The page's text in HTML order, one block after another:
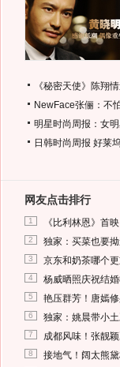
《秘密天使》陈翔
NewFace张俪：不
明星时尚周报：女
日韩时尚周报 好莱
网友点击排行
1 《比利林恩》首
2 独家：买菜也要
3 京东和奶茶哪个
4 杨威晒照庆祝结
5 艳压群芳！唐嫣
6 独家：姚晨带小
7 成都风味！张靓
8 接地气！阔太熊